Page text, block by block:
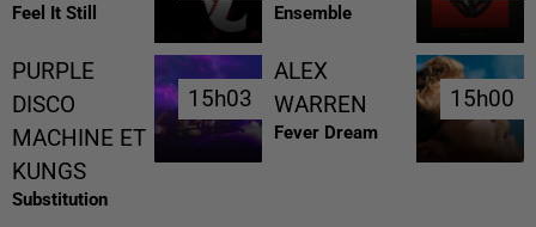
Feel It Still Ensemble
PURPLE
DISCO
MACHINE ET
KUNGS
Substitution
15h03
15h03
ALEX
WARREN
Fever Dream
15h00
15h00